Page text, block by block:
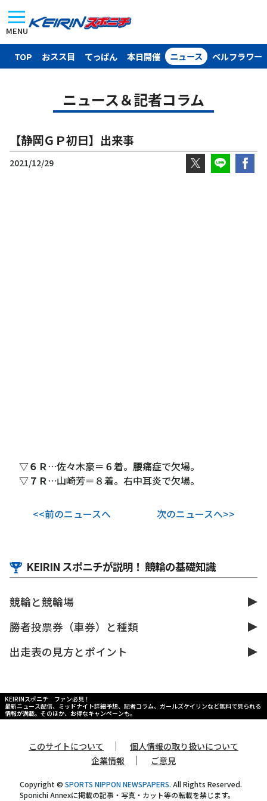
MENU
TOP おスス目 てっぱん 本日開催 ニュース ベルフラワー
ニュース＆記者コラム
【静岡ＧＰ初日】出来事
2021/12/29
▽６Ｒ …佐々木豪＝６着。腰痛症で欠場。
▽７Ｒ …山崎芳＝８着。右中耳炎で欠場。
<<前のニュースへ 次のニュースへ>>
KEIRIN スポニチが説明！ 競輪の基礎知識
競輪と競輪場
勝者投票券（車券）と種類
出走表の見方とポイント
KEIRINスポニチ ファン必見！
最新ニュース配信、ミッドナイト詳細予想、記者コラム、ガールズケイリンなど無料で見られる
情報が満載。そのほか、お得なキャンペーンも。
このサイトについて ｜
個人情報の取り扱いについて
企業情報
｜ ご意見
Copyright © SPORTS NIPPON NEWSPAPERS. All Rights Reserved.
Sponichi Annexに掲載の記事・写真・カット等の転載を禁じます。